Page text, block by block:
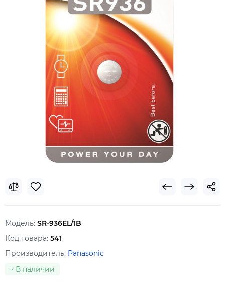
Модель: SR-936EL/1B
Код товара: 541
Производитель: Panasonic
В наличии